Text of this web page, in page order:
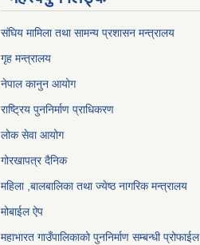
संघिय मामिला तथा सामन्य प्रशासन मन्त्रालय
गृह मन्त्रालय
नेपाल कानुन आयोग
राष्ट्रिय पुननिर्माण प्राधिकरण
लोक सेवा आयोग
गोरखापत्र दैनिक
महिला ,बालबालिका तथा ज्येष्ठ नागरिक मन्त्रालय
मोबाईल ऐप
महाभारत गाउँपालिकाको पुननिर्माण सम्बन्धी प्रोफाईल